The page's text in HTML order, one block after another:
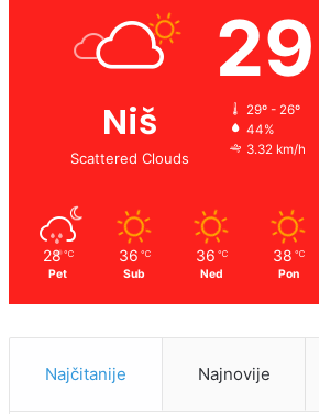
Niš
Scattered Clouds
29
29º - 26º
44%
3.32 km/h
28 ℃
Pet
36 ℃
Sub
36 ℃
Ned
38 ℃
Pon
Najčitanije Najnovije